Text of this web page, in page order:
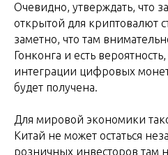
Очевидно, утверждать, что
открытой для криптовалют
заметно, что там
Гонконга и есть
интеграции цифровых
будет получена.
Для мировой экономики
Китай не может остаться
розничных инвесторов там